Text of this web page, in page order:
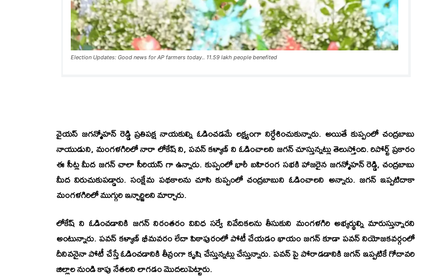
Election Updates: Good news for AP farmers today.. 11.59 lakh people benefited
వైయస్ జగన్మోహన్ రెడ్డి ప్రతిపక్ష నాయకుల్ని ఓడించడమే లక్ష్యంగా నిర్దేశించుకున్నారు. అయితే కుప్పంలో చంద్రబాబు
నాయుడుని, మంగళగిరిలో నారా లోకేష్ ని, పవన్ కళ్యాణ్ ని ఓడించాలని జగన్ చూస్తున్నట్లు తెలుస్తోంది. రిపోర్ట్ ప్రకారం
ఈ సీట్ల మీద జగన్ చాలా సీరియస్ గా ఉన్నారు. కుప్పంలో భారీ బహిరంగ సభకి హాజరైన జగన్మోహన్ రెడ్డి, చంద్రబాబు
మీద విరుచుకుపడ్డారు. సంక్షేమ పథకాలను చూసి కుప్పంలో చంద్రబాబుని ఓడించాలని అన్నారు. జగన్ ఇప్పటిదాకా
మంగళగిరిలో ముగ్గురి ఇన్చార్జిలని మార్చారు.
లోకేష్ ని ఓడించడానికి జగన్ నిరంతరం వివిధ సర్వే నివేదికలను తీసుకుని మంగళగిరి అభ్యర్థుల్ని మారుస్తున్నారని
అంటున్నారు. పవన్ కళ్యాణ్ భీమవరం లేదా పిఠాపురంలో పోటీ చేయడం ఖాయం జగన్ కూడా పవన్ నియోజకవర్గంలో
దీనివనైనా పోటీ చేస్తే ఓడించడానికి తీవ్రంగా కృషి చేస్తున్నట్లు చేస్తున్నారు. పవన్ పై పోరాడడానికి జగన్ ఇప్పటికే గోదావరి
జిల్లాల నుండి కాపు నేతలని లాగడం మొదలుపెట్టారు.